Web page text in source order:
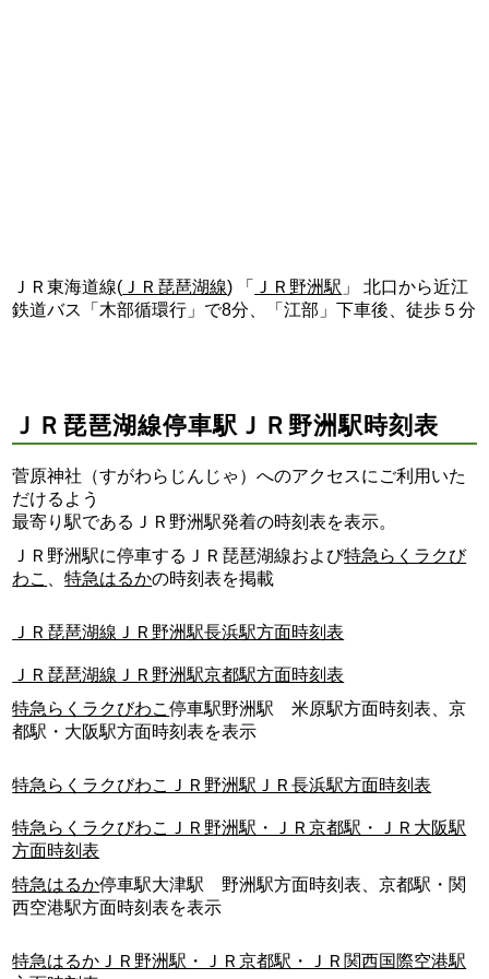
ＪＲ東海道線( ＪＲ琵琶湖線) 「 ＪＲ野洲駅 」 北口から近江
鉄道バス「木部循環行」で8分、「江部」下車後、徒歩５分
ＪＲ琵琶湖線停車駅ＪＲ野洲駅時刻表
菅原神社（すがわらじんじゃ）へのアクセスにご利用いた
だけるよう
最寄り駅であるＪＲ野洲駅発着の時刻表を表示。
ＪＲ野洲駅に停車するＪＲ琵琶湖線および特急らくラクび
わこ
、特急はるかの時刻表を掲載
ＪＲ琵琶湖線ＪＲ野洲駅長浜駅方面時刻表
ＪＲ琵琶湖線ＪＲ野洲駅京都駅方面時刻表
特急らくラクびわこ停車駅野洲駅 米原駅方面時刻表、京
都駅・大阪駅方面時刻表を表示
特急らくラクびわこＪＲ野洲駅ＪＲ長浜駅方面時刻表
特急らくラクびわこＪＲ野洲駅・ＪＲ京都駅・ＪＲ大阪駅
方面時刻表
特急はるか停車駅大津駅 野洲駅方面時刻表、京都駅・関
西空港駅方面時刻表を表示
特急はるかＪＲ野洲駅・ＪＲ京都駅・ＪＲ関西国際空港駅